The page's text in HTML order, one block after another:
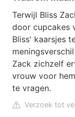
Terwijl Bliss
door cupcakes
Bliss' kaarsjes
Zack zichzelf
vrouw voor
te vragen.
Verzoek tot